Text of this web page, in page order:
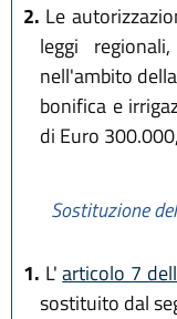
2. Le
leggi
nell'ambito
bonifica e
di Euro
Sostituzione
1. L'articolo 7
sostituito dal